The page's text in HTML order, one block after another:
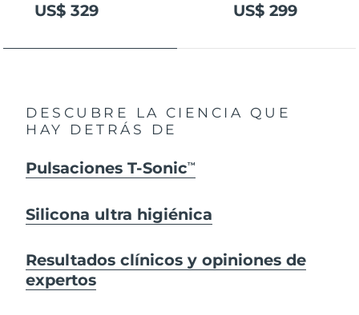
US$ 329 US$ 299
DESCUBRE LA CIENCIA QUE
HAY DETRÁS DE
Pulsaciones T-SonicTM
Silicona ultra higiénica
Resultados clínicos y opiniones de
expertos